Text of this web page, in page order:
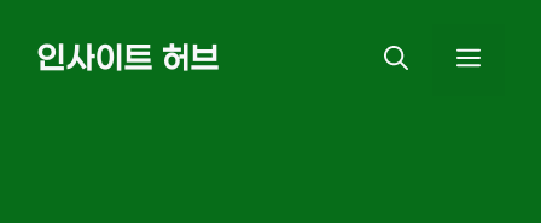
인사이트 허브